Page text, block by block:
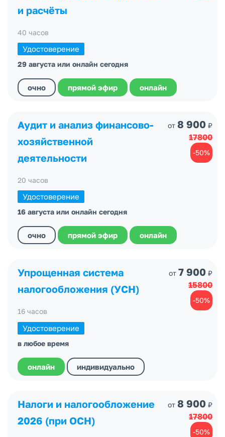
и расчёты
40 часов
Удостоверение
29 августа или онлайн сегодня
очно прямой эфир онлайн
Аудит и анализ финансово-
хозяйственной
деятельности
20 часов
Удостоверение
16 августа или онлайн сегодня
от 8 900 ₽
17800
-50%
очно прямой эфир онлайн
Упрощенная система
налогообложения (УСН)
16 часов
Удостоверение
в любое время
от 7 900 ₽
15800
-50%
онлайн индивидуально
Налоги и налогообложение
2026 (при ОСН)
от 8 900 ₽
17800
-50%